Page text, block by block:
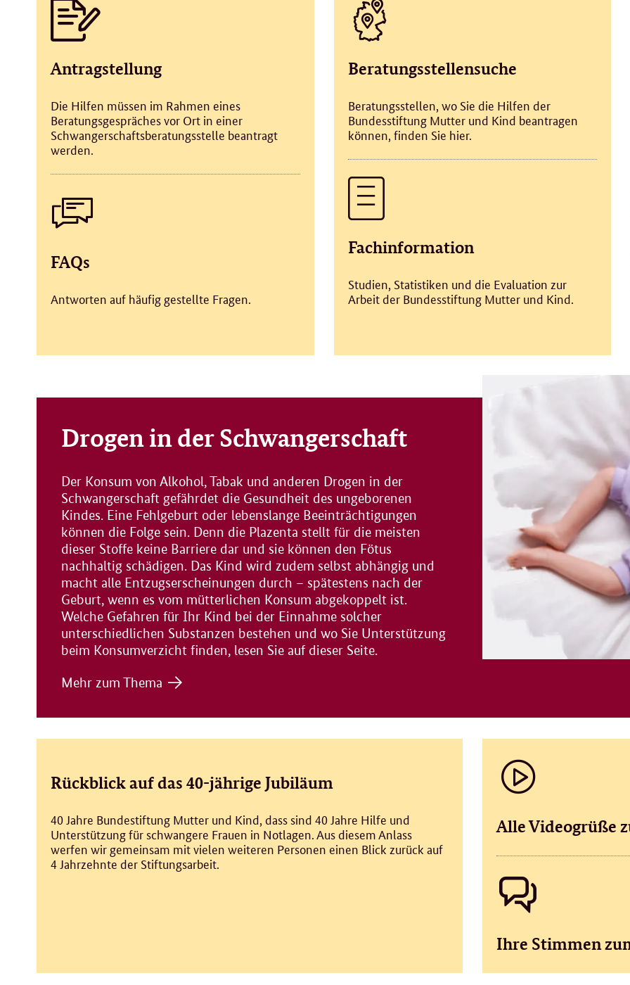
Antragstellung
Die Hilfen müssen im Rahmen eines
Beratungsgespräches vor Ort in einer
Schwangerschaftsberatungsstelle beantragt
werden.
FAQs
Antworten auf häufig gestellte Fragen.
Beratungsstellensuche
Beratungsstellen, wo Sie die Hilfen der
Bundesstiftung Mutter und Kind beantragen
können, finden Sie hier.
Fachinformation
Studien, Statistiken und die Evaluation zur
Arbeit der Bundesstiftung Mutter und Kind.
Drogen in der Schwangerschaft
Der Konsum von Alkohol, Tabak und anderen Drogen in der
Schwangerschaft gefährdet die Gesundheit des ungeborenen
Kindes. Eine Fehlgeburt oder lebenslange Beeinträchtigungen
können die Folge sein. Denn die Plazenta stellt für die meisten
dieser Stoffe keine Barriere dar und sie können den Fötus
nachhaltig schädigen. Das Kind wird zudem selbst abhängig und
macht alle Entzugserscheinungen durch – spätestens nach der
Geburt, wenn es vom mütterlichen Konsum abgekoppelt ist.
Welche Gefahren für Ihr Kind bei der Einnahme solcher
unterschiedlichen Substanzen bestehen und wo Sie Unterstützung
beim Konsumverzicht finden, lesen Sie auf dieser Seite.
Mehr zum Thema
Rückblick auf das 40-jährige Jubiläum
40 Jahre Bundestiftung Mutter und Kind, dass sind 40 Jahre Hilfe und
Unterstützung für schwangere Frauen in Notlagen. Aus diesem Anlass
werfen wir gemeinsam mit vielen weiteren Personen einen Blick zurück auf
4 Jahrzehnte der Stiftungsarbeit.
Alle Videogrüße
Ihre Stimmen